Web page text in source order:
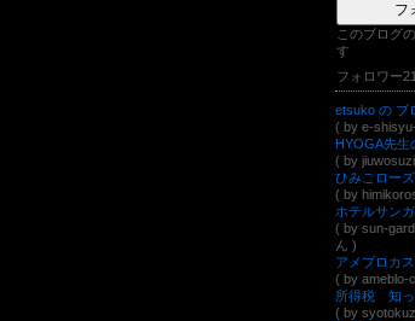
フ
このブログ
す
フォロワー
etsuko の ブ
( by e-
( by
ひみこロー
( by
( by sun-
ん )
アメブロカ
( by ameblo-
所得税 知っ
( by